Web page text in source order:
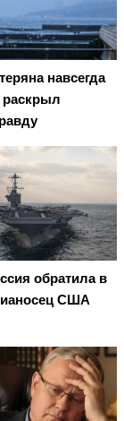
нaвceгдa
рacкрыл
обратила в
США